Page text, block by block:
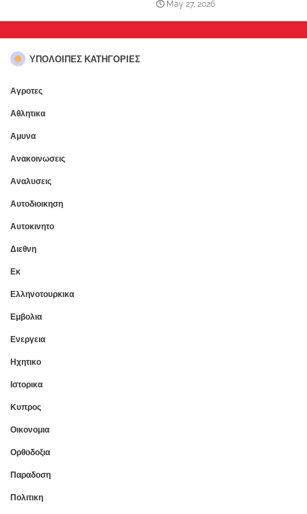
May 27, 2026
ΥΠΌΛΟΙΠΕΣ ΚΑΤΗΓΟΡΊΕΣ
Αγροτες
Αθλητικα
Αμυνα
Ανακοινωσεις
Αναλυσεις
Αυτοδιοικηση
Αυτοκινητο
Διεθνη
Εκ
Ελληνοτουρκικα
Εμβολια
Ενεργεια
Ηχητικο
Ιστορικα
Κυπρος
Οικονομια
Ορθοδοξια
Παραδοση
Πολιτικη